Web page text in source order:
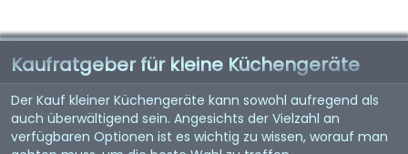
Kaufratgeber für kleine Küchengeräte
Der Kauf kleiner Küchengeräte kann sowohl aufregend als
auch überwältigend sein. Angesichts der Vielzahl an
verfügbaren Optionen ist es wichtig zu wissen, worauf man